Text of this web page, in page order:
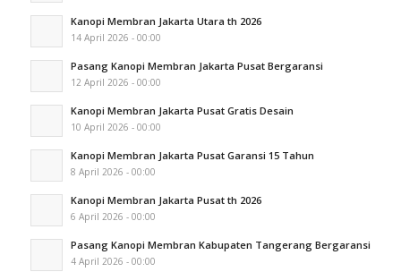
Kanopi Membran Jakarta Utara th 2026
14 April 2026 - 00:00
Pasang Kanopi Membran Jakarta Pusat Bergaransi
12 April 2026 - 00:00
Kanopi Membran Jakarta Pusat Gratis Desain
10 April 2026 - 00:00
Kanopi Membran Jakarta Pusat Garansi 15 Tahun
8 April 2026 - 00:00
Kanopi Membran Jakarta Pusat th 2026
6 April 2026 - 00:00
Pasang Kanopi Membran Kabupaten Tangerang Bergaransi
4 April 2026 - 00:00